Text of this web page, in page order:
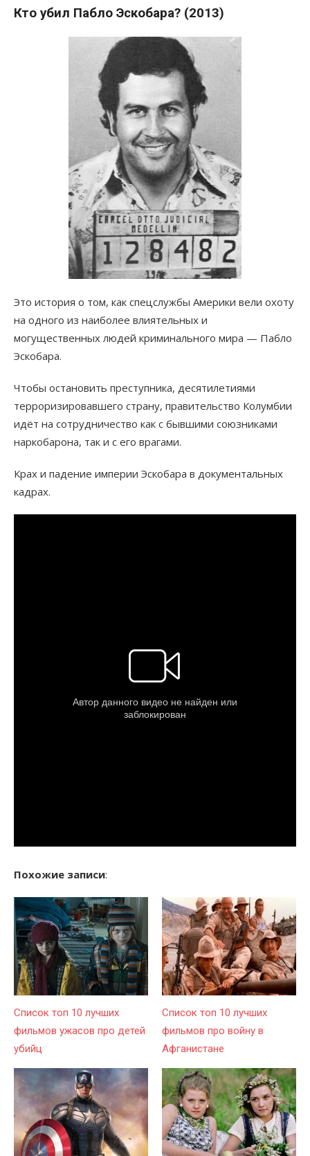
Кто убил Пабло Эскобара? (2013)
Это история о том, как спецслужбы Америки вели охоту
на одного из наиболее влиятельных и
могущественных людей криминального мира — Пабло
Эскобара.
Чтобы остановить преступника, десятилетиями
терроризировавшего страну, правительство Колумбии
идёт на сотрудничество как с бывшими союзниками
наркобарона, так и с его врагами.
Крах и падение империи Эскобара в документальных
кадрах.
Похожие записи:
Список топ 10 лучших
фильмов ужасов про детей
убийц
Список топ 10 лучших
фильмов про войну в
Афганистане